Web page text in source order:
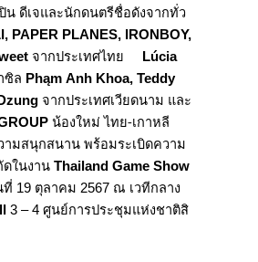
น ดีเจและนักดนตรีชื่อดังจากทั่ว
PAPER PLANES, IRONBOY,
จากประเทศไทย Lúcia
ซิล Phąm Anh Khoa, Teddy
จากประเทศเวียดนาม และ
น้องใหม่ ไทย-เกาหลี
ามสนุกสนาน พร้อมระเบิดความ
ในงานThailand Game Show
ที่ 19 ตุลาคม 2567 ณ เวทีกลาง
3 – 4 ศูนย์การประชุมแห่งชาติสิ